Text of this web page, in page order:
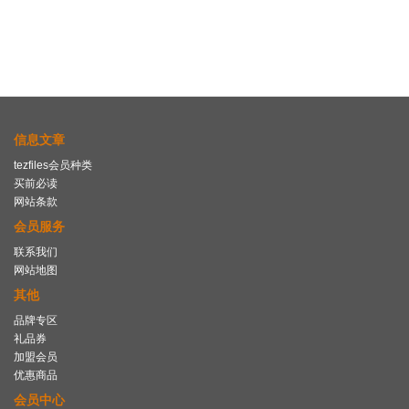
信息文章
tezfiles会员种类
买前必读
网站条款
会员服务
联系我们
网站地图
其他
品牌专区
礼品券
加盟会员
优惠商品
会员中心